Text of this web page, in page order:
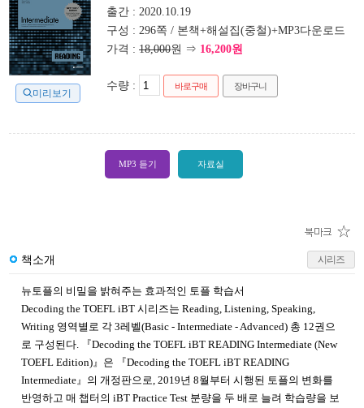
미리보기
출간 : 2020.10.19
구성 : 296쪽 / 본책+해설집(중철)+MP3다운로드
가격 : 18,000원 ⇒ 16,200원
수량 : 바로구매 장바구니
MP3 듣기 자료실
책소개 시리즈
뉴토플의 비밀을 밝혀주는 효과적인 토플 학습서
Decoding the TOEFL iBT 시리즈는 Reading, Listening, Speaking,
Writing 영역별로 각 3레벨(Basic - Intermediate - Advanced) 총 12권으
로 구성된다. 『Decoding the TOEFL iBT READING Intermediate (New
TOEFL Edition)』은 『Decoding the TOEFL iBT READING
Intermediate』의 개정판으로, 2019년 8월부터 시행된 토플의 변화를
반영하고 매 챕터의 iBT Practice Test 분량을 두 배로 늘려 학습량을 보